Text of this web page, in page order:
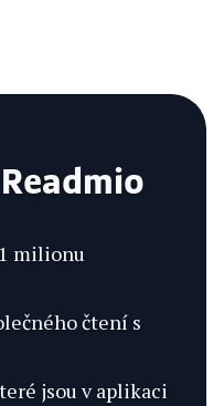
milionu
čtení s
jsou v aplikaci